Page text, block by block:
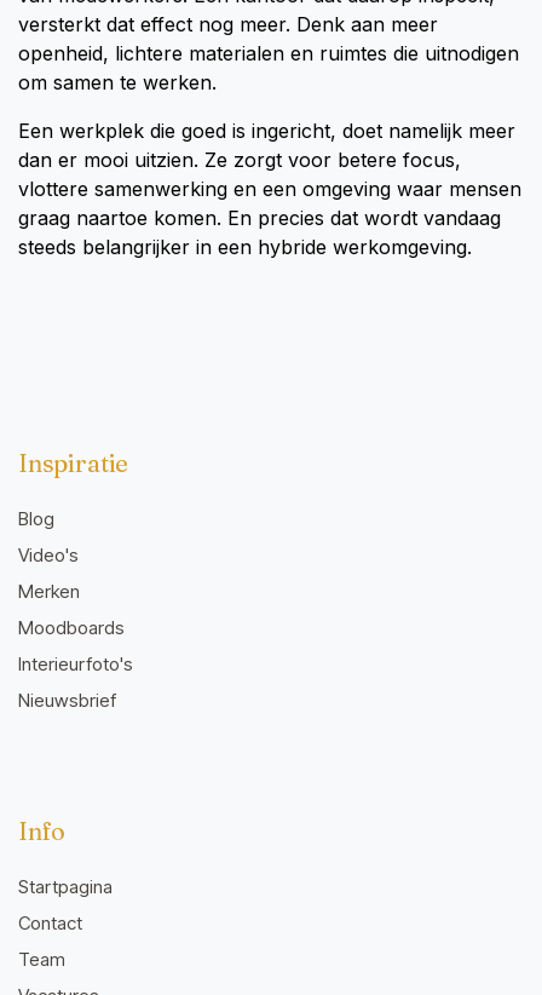
versterkt dat effect nog meer. Denk aan meer
openheid, lichtere materialen en ruimtes die uitnodigen
om samen te werken.
Een werkplek die goed is ingericht, doet namelijk meer
dan er mooi uitzien. Ze zorgt voor betere focus,
vlottere samenwerking en een omgeving waar mensen
graag naartoe komen. En precies dat wordt vandaag
steeds belangrijker in een hybride werkomgeving.
Inspiratie
Blog
Video's
Merken
Moodboards
Interieurfoto's
Nieuwsbrief
Info
Startpagina
Contact
Team